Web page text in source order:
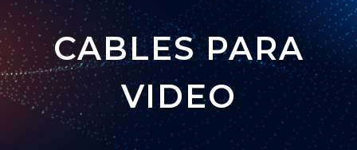
CABLES PARA
VIDEO